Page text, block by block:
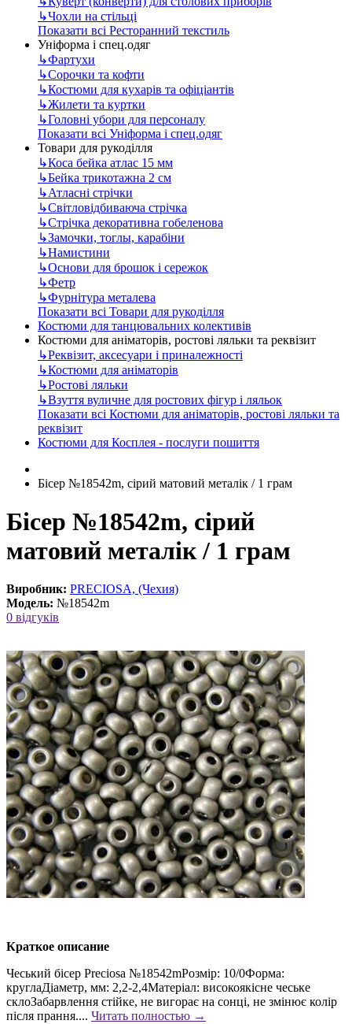
↳Чохли на стільці
Показати всі Ресторанний текстиль
Уніформа і спец.одяг
↳Фартухи
↳Сорочки та кофти
↳Костюми для кухарів та офіціантів
↳Жилети та куртки
↳Головні убори для персоналу
Показати всі Уніформа і спец.одяг
Товари для рукоділля
↳Коса бейка атлас 15 мм
↳Бейка трикотажна 2 см
↳Атласні стрічки
↳Світловідбиваюча стрічка
↳Стрічка декоративна гобеленова
↳Замочки, тоглы, карабіни
↳Намистини
↳Основи для брошок і сережок
↳Фетр
↳Фурнітура металева
Показати всі Товари для рукоділля
Костюми для танцювальних колективів
Костюми для аніматорів, ростові ляльки та реквізит
↳Реквізит, аксесуари і приналежності
↳Костюми для аніматорів
↳Ростові ляльки
↳Взуття вуличне для ростових фігур і ляльок
Показати всі Костюми для аніматорів, ростові ляльки та
реквізит
Костюми для Косплея - послуги пошиття
Бісер №18542m, сірий матовий металік / 1 грам
Бісер №18542m, сірий
матовий металік / 1 грам
Виробник: PRECIOSA, (Чехия)
Модель: №18542m
0 відгуків
Краткое описание
Чеський бісер Preciosa №18542mРозмір: 10/0Форма:
круглаДіаметр, мм: 2,2-2,4Матеріал: високоякісне чеське
склоЗабарвлення стійке, не вигорає на сонці, не змінює колір
після прання.... Читать полностью →